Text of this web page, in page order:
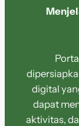
digital
dapat
aktivitas,